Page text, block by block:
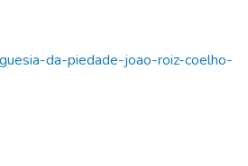
da-piedade-joao-roiz-coelho-